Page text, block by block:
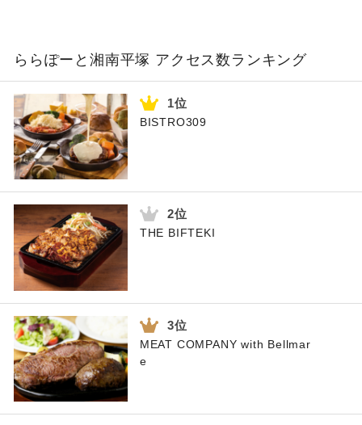
ららぽーと湘南平塚 アクセス数ランキング
BISTRO309
THE BIFTEKI
MEAT COMPANY with Bellmar
e